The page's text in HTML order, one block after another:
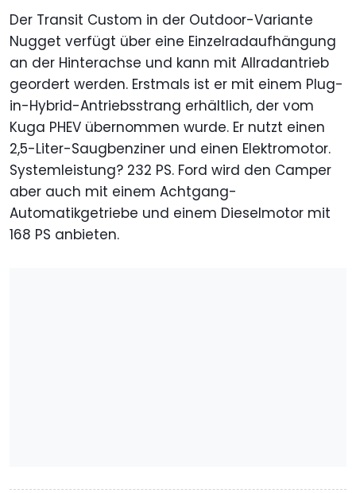
Der Transit Custom in der Outdoor-Variante
Nugget verfügt über eine Einzelradaufhängung
an der Hinterachse und kann mit Allradantrieb
geordert werden. Erstmals ist er mit einem Plug-
in-Hybrid-Antriebsstrang erhältlich, der vom
Kuga PHEV übernommen wurde. Er nutzt einen
2,5-Liter-Saugbenziner und einen Elektromotor.
Systemleistung? 232 PS. Ford wird den Camper
aber auch mit einem Achtgang-
Automatikgetriebe und einem Dieselmotor mit
168 PS anbieten.